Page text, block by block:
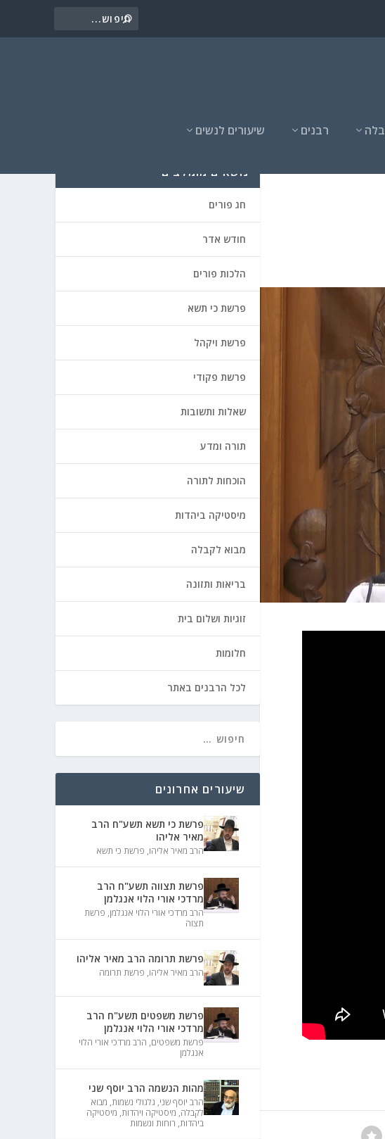
רבנים שיעורים לנשים
נושאים מומלצים
חג פורים
חודש אדר
הלכות פורים
פרשת כי תשא
פרשת ויקהל
פרשת פקודי
שאלות ותשובות
תורה ומדע
הוכחות לתורה
מיסטיקה ביהדות
מבוא לקבלה
בריאות ותזונה
זוגיות ושלום בית
חלומות
לכל הרבנים באתר
שיעורים אחרונים
פרשת כי תשא תשע"ח הרב
מאיר אליהו
הרב מאיר אליהו, פרשת כי תשא
פרשת תצווה תשע"ח הרב
מרדכי אורי הלוי אנגלמן
הרב מרדכי אורי הלוי אנגלמן, פרשת
תצוה
פרשת תרומה הרב מאיר אליהו
הרב מאיר אליהו, פרשת תרומה
פרשת משפטים תשע"ח הרב
מרדכי אורי הלוי אנגלמן
פרשת משפטים, הרב מרדכי אורי הלוי
אנגלמן
מהות הנשמה הרב יוסף שני
הרב יוסף שני, גלגולי נשמות, מבוא
לקבלה, מיסטיקה ויהדות, מיסטיקה
ביהדות, רוחות ונשמות